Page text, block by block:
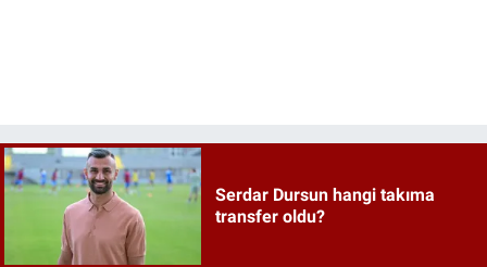
Serdar Dursun hangi takıma
transfer oldu?